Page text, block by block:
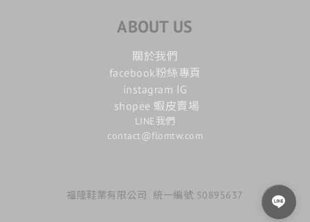
ABOUT US
關於我們
facebook粉絲專頁
instagram IG
shopee 蝦皮賣場
LINE我們
contact@flomtw.com
福隆鞋業有限公司 統一編號 50895637